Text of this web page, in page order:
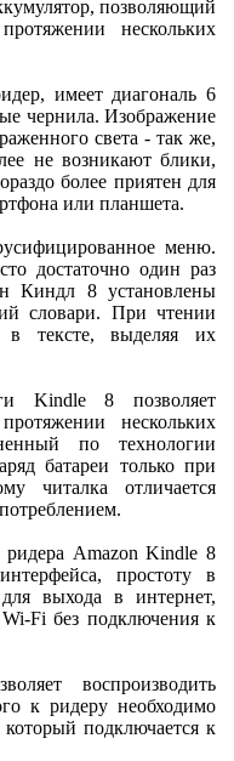
позволяющий
нескольких
имеет диагональ 6
чернила. Изображение
света - так же,
не возникают блики,
более приятен для
или планшета.
меню.
достаточно один раз
Киндл 8 установлены
словари. При чтении
в тексте, выделяя их
Kindle 8 позволяет
нескольких
по технологии
батареи только при
читалка отличается
Amazon Kindle 8
простоту в
выхода в интернет,
Wi-Fi без подключения к
воспроизводить
к ридеру необходимо
который подключается к